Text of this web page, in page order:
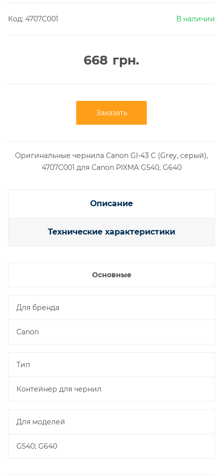
Код: 4707C001 В наличии
668 грн.
Заказать
Оригинальные чернила Canon GI-43 C (Grey, серый),
4707C001 для Canon PIXMA G540, G640
Описание
Технические характеристики
Основные
Для бренда
Canon
Тип
Контейнер для чернил
Для моделей
G540; G640